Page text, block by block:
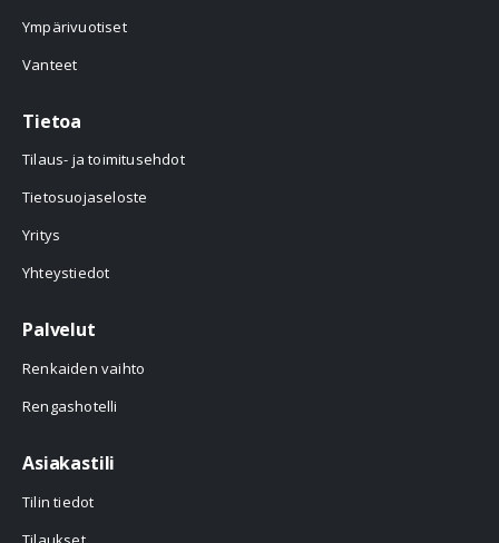
Ympärivuotiset
Vanteet
Tietoa
Tilaus- ja toimitusehdot
Tietosuojaseloste
Yritys
Yhteystiedot
Palvelut
Renkaiden vaihto
Rengashotelli
Asiakastili
Tilin tiedot